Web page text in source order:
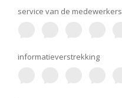
service van de medewerkers
informatieverstrekking